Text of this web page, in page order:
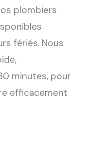
plombiers
fériés. Nous
minutes, pour
efficacement